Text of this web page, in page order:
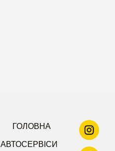
ГОЛОВНА
АВТОСЕРВІСИ